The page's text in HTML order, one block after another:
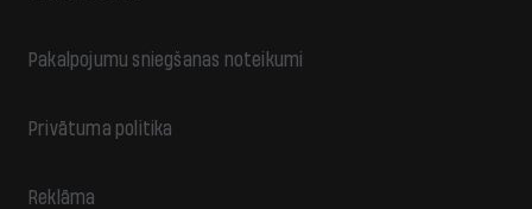
Pakalpojumu sniegšanas noteikumi
Privātuma politika
Reklāma